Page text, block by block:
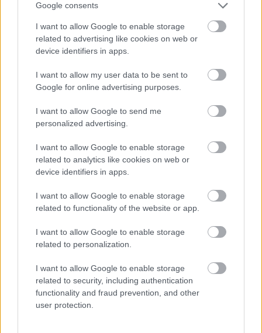
Google consents
I want to allow Google to enable storage
related to advertising like cookies on web or
device identifiers in apps.
I want to allow my user data to be sent to
Google for online advertising purposes.
I want to allow Google to send me
personalized advertising.
I want to allow Google to enable storage
related to analytics like cookies on web or
device identifiers in apps.
I want to allow Google to enable storage
related to functionality of the website or app.
I want to allow Google to enable storage
related to personalization.
I want to allow Google to enable storage
related to security, including authentication
functionality and fraud prevention, and other
user protection.